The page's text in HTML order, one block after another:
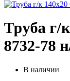
Труба г/
8732-78
В наличии